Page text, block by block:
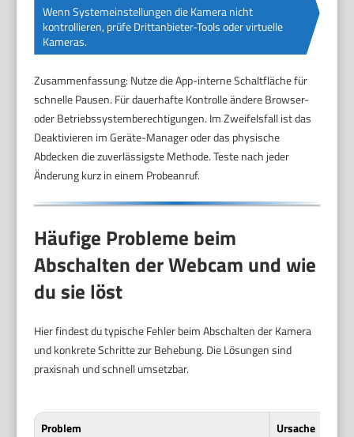
Wenn Systemeinstellungen die Kamera nicht
kontrollieren, prüfe Drittanbieter-Tools oder virtuelle
Kameras.
Zusammenfassung: Nutze die App-interne Schaltfläche für
schnelle Pausen. Für dauerhafte Kontrolle ändere Browser-
oder Betriebssystemberechtigungen. Im Zweifelsfall ist das
Deaktivieren im Geräte-Manager oder das physische
Abdecken die zuverlässigste Methode. Teste nach jeder
Änderung kurz in einem Probeanruf.
Häufige Probleme beim
Abschalten der Webcam und wie
du sie löst
Hier findest du typische Fehler beim Abschalten der Kamera
und konkrete Schritte zur Behebung. Die Lösungen sind
praxisnah und schnell umsetzbar.
Problem Ursache